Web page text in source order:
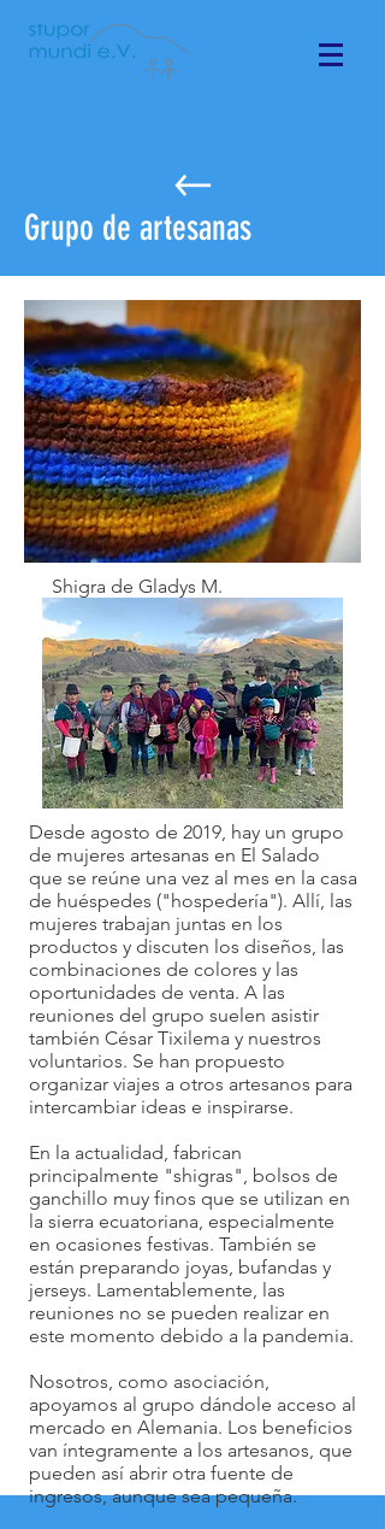
Grupo de artesanas
Shigra de Gladys M.
Desde agosto de 2019, hay un grupo
de mujeres artesanas en El Salado
que se reúne una vez al mes en la casa
de huéspedes ("hospedería"). Allí, las
mujeres trabajan juntas en los
productos y discuten los diseños, las
combinaciones de colores y las
oportunidades de venta. A las
reuniones del grupo suelen asistir
también César Tixilema y nuestros
voluntarios. Se han propuesto
organizar viajes a otros artesanos para
intercambiar ideas e inspirarse.
En la actualidad, fabrican
principalmente "shigras", bolsos de
ganchillo muy finos que se utilizan en
la sierra ecuatoriana, especialmente
en ocasiones festivas. También se
están preparando joyas, bufandas y
jerseys. Lamentablemente, las
reuniones no se pueden realizar en
este momento debido a la pandemia.
Nosotros, como asociación,
apoyamos al grupo dándole acceso al
mercado en Alemania. Los beneficios
van íntegramente a los artesanos, que
pueden así abrir otra fuente de
ingresos, aunque sea pequeña.